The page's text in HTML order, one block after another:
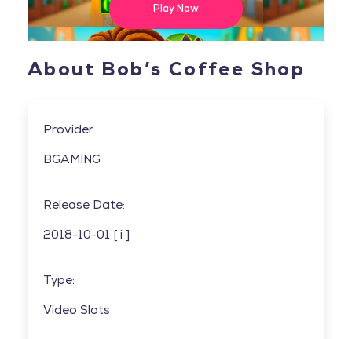
Play Now
About Bob’s Coffee Shop
Provider:
BGAMING
Release Date:
2018-10-01 [ i ]
Type:
Video Slots